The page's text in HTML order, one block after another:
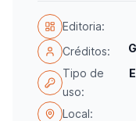
Editoria:
Créditos:
Tipo de
uso:
Local: